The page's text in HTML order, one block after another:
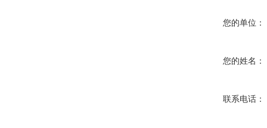
您的单位：
您的姓名：
联系电话：